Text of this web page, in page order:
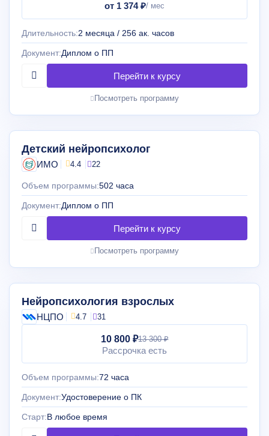
от 1 374 ₽
Длительность:2 месяца / 256 ак. часов
Документ:Диплом о ПП
Посмотреть программу
Детский нейропсихолог
ИМО 4.4 22
Объем программы:502 часа
Документ:Диплом о ПП
Посмотреть программу
Нейропсихология взрослых
НЦПО 4.7 31
10 800 ₽13 300 ₽
Рассрочка есть
Объем программы:72 часа
Документ:Удостоверение о ПК
Старт:В любое время